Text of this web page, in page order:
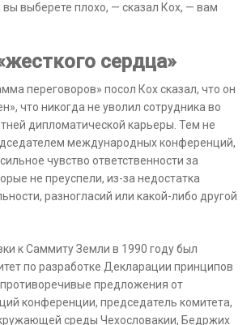
вы выберете плохо, — сказал Кох, — вам
сердца»
переговоров» посол Кох сказал, что он
что никогда не уволил сотрудника во
дипломатической карьеры. Тем не
международных конференций,
чувство ответственности за
не преуспели, из-за недостатка
разногласий или какой-либо другой
к Саммиту Земли в 1990 году был
по разработке Декларации принципов
предложения от
конференции, председатель комитета,
среды Чехословакии, Бедржих